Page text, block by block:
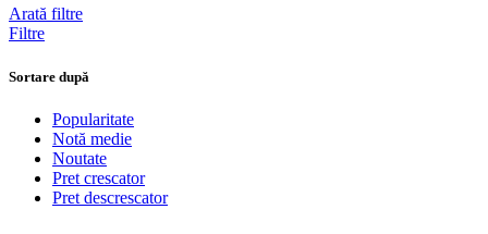
Arată filtre
Filtre
Sortare după
Popularitate
Notă medie
Noutate
Pret crescator
Pret descrescator